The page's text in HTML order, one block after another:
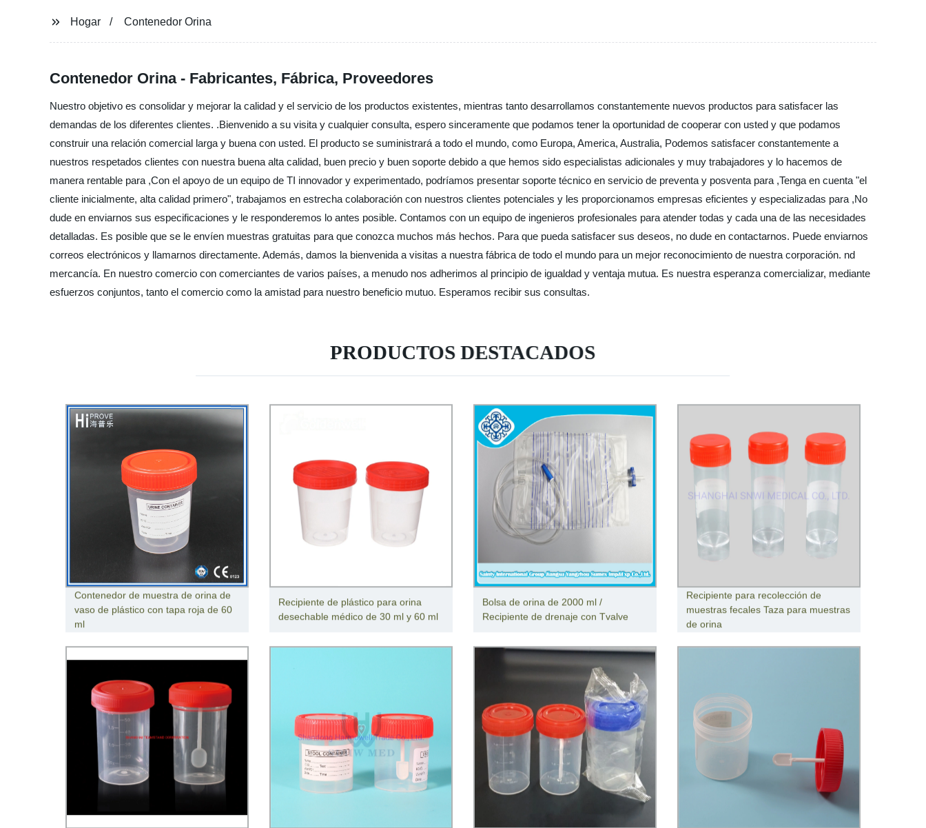
Hogar Contenedor Orina
Contenedor Orina - Fabricantes, Fábrica, Proveedores
Nuestro objetivo es consolidar y mejorar la calidad y el servicio de los productos existentes, mientras tanto desarrollamos constantemente nuevos productos para satisfacer las
demandas de los diferentes clientes. .Bienvenido a su visita y cualquier consulta, espero sinceramente que podamos tener la oportunidad de cooperar con usted y que podamos
construir una relación comercial larga y buena con usted. El producto se suministrará a todo el mundo, como Europa, America, Australia, Podemos satisfacer constantemente a
nuestros respetados clientes con nuestra buena alta calidad, buen precio y buen soporte debido a que hemos sido especialistas adicionales y muy trabajadores y lo hacemos de
manera rentable para ,Con el apoyo de un equipo de TI innovador y experimentado, podríamos presentar soporte técnico en servicio de preventa y posventa para ,Tenga en cuenta "el
cliente inicialmente, alta calidad primero", trabajamos en estrecha colaboración con nuestros clientes potenciales y les proporcionamos empresas eficientes y especializadas para ,No
dude en enviarnos sus especificaciones y le responderemos lo antes posible. Contamos con un equipo de ingenieros profesionales para atender todas y cada una de las necesidades
detalladas. Es posible que se le envíen muestras gratuitas para que conozca muchos más hechos. Para que pueda satisfacer sus deseos, no dude en contactarnos. Puede enviarnos
correos electrónicos y llamarnos directamente. Además, damos la bienvenida a visitas a nuestra fábrica de todo el mundo para un mejor reconocimiento de nuestra corporación. nd
mercancía. En nuestro comercio con comerciantes de varios países, a menudo nos adherimos al principio de igualdad y ventaja mutua. Es nuestra esperanza comercializar, mediante
esfuerzos conjuntos, tanto el comercio como la amistad para nuestro beneficio mutuo. Esperamos recibir sus consultas.
PRODUCTOS DESTACADOS
Contenedor de muestra de orina de
vaso de plástico con tapa roja de 60
ml
Recipiente de plástico para orina
desechable médico de 30 ml y 60 ml
Bolsa de orina de 2000 ml /
Recipiente de drenaje con Tvalve
Recipiente para recolección de
muestras fecales Taza para muestras
de orina